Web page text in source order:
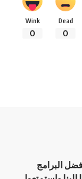
Dead
0
Wink
0
اختيار المخرج الكندي